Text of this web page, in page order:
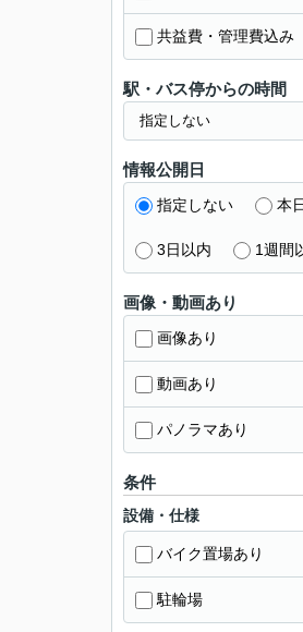
共益費・管理費込み
駅・バス停からの時間
情報公開日
指定しない 本
3日以内 1週間
画像・動画あり
画像あり
動画あり
パノラマあり
条件
設備・仕様
バイク置場あり
駐輪場